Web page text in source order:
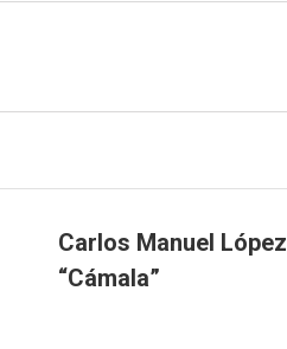
Carlos Manuel López
“Cámala”